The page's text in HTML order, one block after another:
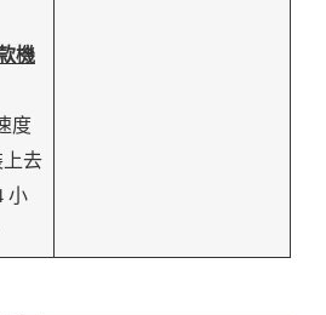
機
度
上去
小